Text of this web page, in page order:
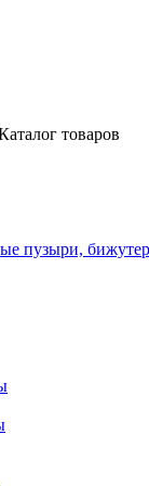
товаров
пузыри,